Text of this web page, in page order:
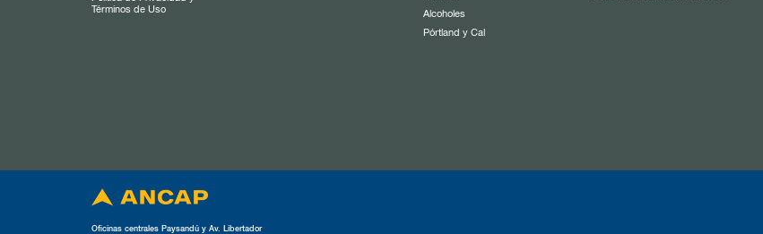
Términos de Uso
Alcoholes
Pórtland y Cal
Oficinas centrales Paysandú y Av. Libertador